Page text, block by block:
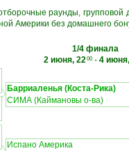
раунды,
Америки без домашнего
1/4 финала
2 июня, 2200- 4
Барриаленья (Коста-Рика)
СИМА (Каймановы о-ва)
Испано Америка